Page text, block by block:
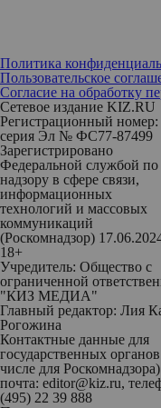
Политика
Пользовательское
Согласие на обработку
Сетевое издание KIZ.RU
Регистрационный номер:
серия Эл № ФС77-87499
Зарегистрировано
Федеральной службой по
надзору в сфере связи,
информационных
технологий и массовых
коммуникаций
(Роскомнадзор)
18+
Учредитель: Общество с
ограниченной
"КИЗ МЕДИА"
Главный редактор: Лия
Рогожина
Контактные данные для
государственных
числе для
почта: editor@kiz.ru,
(495) 22 39 888